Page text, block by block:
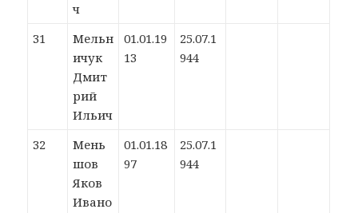
ч
31
Мельн
ичук
Дмит
рий
Ильич
01.01.19
13
25.07.1
944
32
Мень
шов
Яков
Ивано
01.01.18
97
25.07.1
944